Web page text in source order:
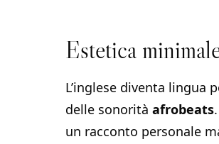
Estetica
L’inglese diventa lingua
delle sonorità afrobeats
un racconto personale